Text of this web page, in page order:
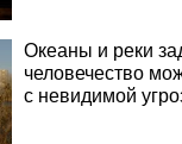
Океаны и реки
человечество
с невидимой